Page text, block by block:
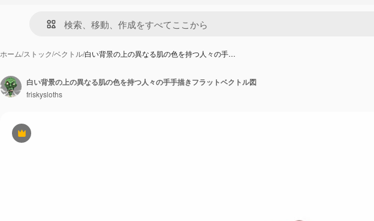
ホーム/ストック/ベクトル/白い背景の上の異なる肌の色を持つ人々の手…
Premium
白い背景の上の異なる肌の色を持つ人々の手手描きフラットベクトル図
friskysloths